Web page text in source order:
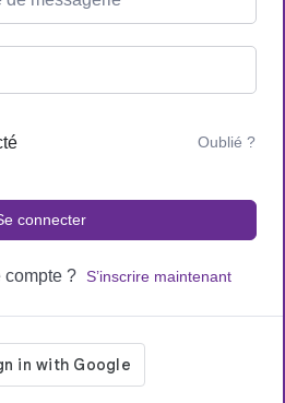
Oublié ?
connecter
compte ? S’inscrire maintenant